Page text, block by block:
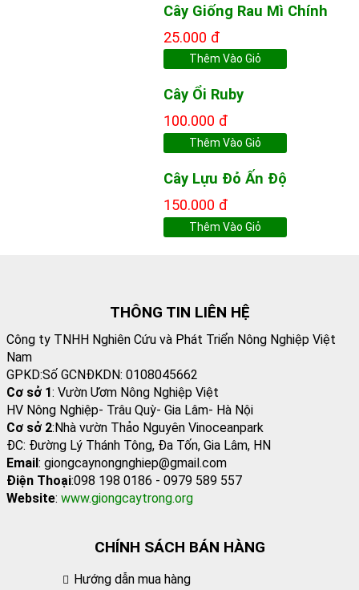
Cây Giống Rau Mì Chính
25.000 đ
Thêm Vào Giỏ
Cây Ổi Ruby
100.000 đ
Thêm Vào Giỏ
Cây Lựu Đỏ Ấn Độ
THÔNG TIN LIÊN HỆ
Công ty TNHH Nghiên Cứu và Phát Triển Nông Nghiệp Việt
Nam
GPKD:Số GCNĐKDN: 0108045662
Cơ sở 1: Vườn Ươm Nông Nghiệp Việt
HV Nông Nghiệp- Trâu Quỳ- Gia Lâm- Hà Nội
Cơ sở 2:Nhà vườn Thảo Nguyên Vinoceanpark
ĐC: Đường Lý Thánh Tông, Đa Tốn, Gia Lâm, HN
www.giongcaytrong.org